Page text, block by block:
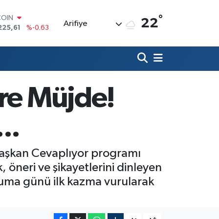
%-0.63
%0.16
%0.07
ALTIN
%0.45
Arifiye 22°
Müjde!
Cevaplıyor programı
öneri ve şikayetlerini dinleyen
günü ilk kazma vurularak